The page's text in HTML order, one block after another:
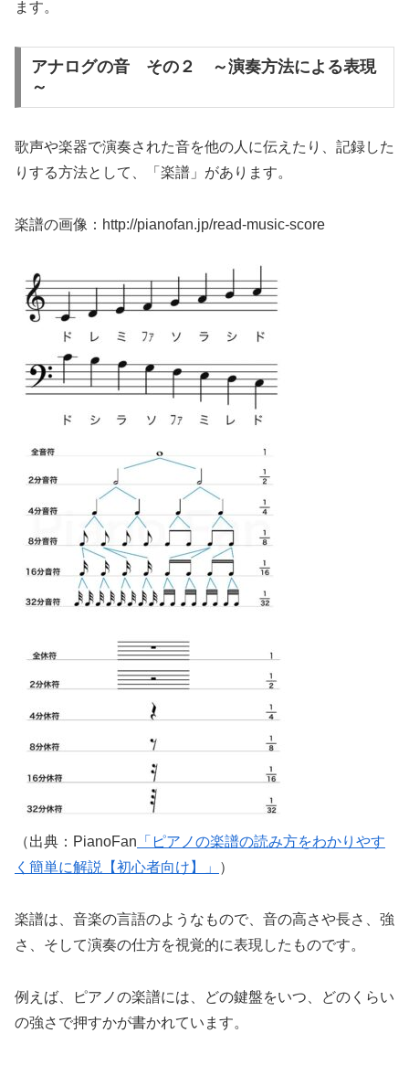
ます。
アナログの音 その２ ～演奏方法による表現
～
歌声や楽器で演奏された音を他の人に伝えたり、記録した
りする方法として、「楽譜」があります。
楽譜の画像：http://pianofan.jp/read-music-score
（出典：PianoFan 「ピアノの楽譜の読み方をわかりやす
く簡単に解説【初心者向け】」
）
楽譜は、音楽の言語のようなもので、音の高さや長さ、強
さ、そして演奏の仕方を視覚的に表現したものです。
例えば、ピアノの楽譜には、どの鍵盤をいつ、どのくらい
の強さで押すかが書かれています。